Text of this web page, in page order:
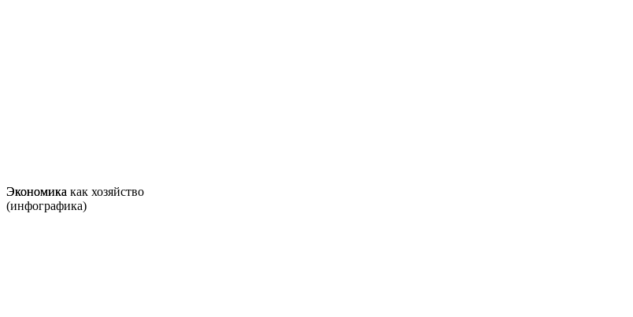
Экономика
(инфографика)
Экономика как хозяйство